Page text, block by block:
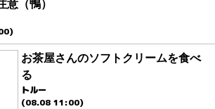
意（鴨）
お茶屋さんのソフトクリームを食べ
る
トルー
(08.08 11:00)